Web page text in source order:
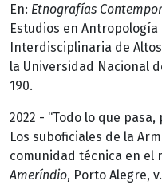
En: Etnografías
Estudios en Antropología
Interdisciplinaria de
la Universidad Nacional
190.
2022 - “Todo lo que pasa,
Los suboficiales de la
comunidad técnica en el
Ameríndio, Porto Alegre,